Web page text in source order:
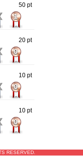
50 pt
1
20 pt
0
10 pt
0
10 pt
0
RESERVED.